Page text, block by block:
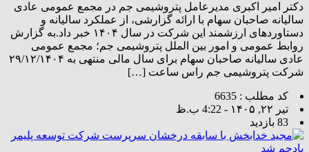
دکتر امیر اکبری مدیرعامل پتروشیمی جم در مجمع عمومی عادی
سالیانه صاحبان سهام با ارائه گزارشی، از عملکرد سالیانه و
دستاوردهای ارزشمند این شرکت در سال ۱۴۰۴ خبر داد.به گزارش
روابط عمومی و امور بین الملل پتروشیمی جم؛ مجمع عمومی
عادی سالیانه صاحبان سهام برای سال مالی منتهی به ۲۹/۱۲/۱۴۰۴
شرکت پتروشیمی جم راس ساعت […]
کد مطلب : 6635
تیر ۲۲, ۱۴۰۵ - 4:22 ب.ظ
83 بازدید